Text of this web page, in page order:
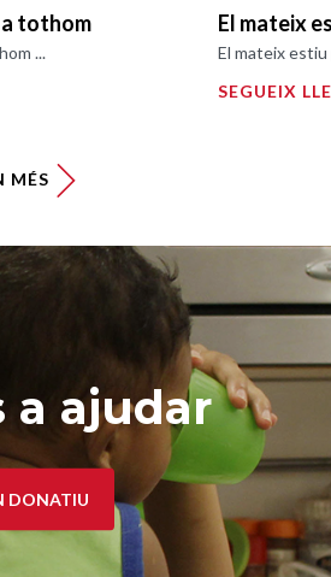
a tothom
...
El mateix
El mateix
SEGUEIX
MÉS
a ajudar
DONATIU